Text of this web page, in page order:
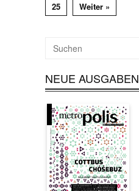
25
Weiter »
NEUE AUSGABEN